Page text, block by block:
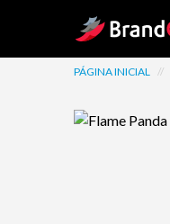
Site Logo
PÁGINA INICIAL //